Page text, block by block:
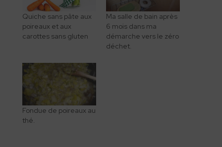
Quiche sans pâte aux
poireaux et aux
carottes sans gluten
Ma salle de bain après
6 mois dans ma
démarche vers le zéro
déchet.
Fondue de poireaux au
thé.